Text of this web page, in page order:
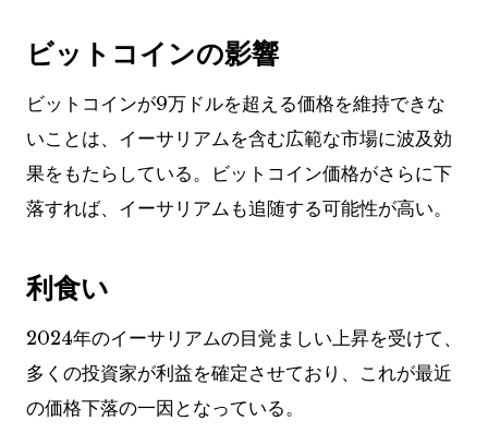
ビットコインの影響
ビットコインが9万ドルを超える価格を維持できな
いことは、イーサリアムを含む広範な市場に波及効
果をもたらしている。ビットコイン価格がさらに下
落すれば、イーサリアムも追随する可能性が高い。
利食い
2024年のイーサリアムの目覚ましい上昇を受けて、
多くの投資家が利益を確定させており、これが最近
の価格下落の一因となっている。